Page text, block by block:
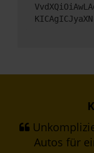
Autos für